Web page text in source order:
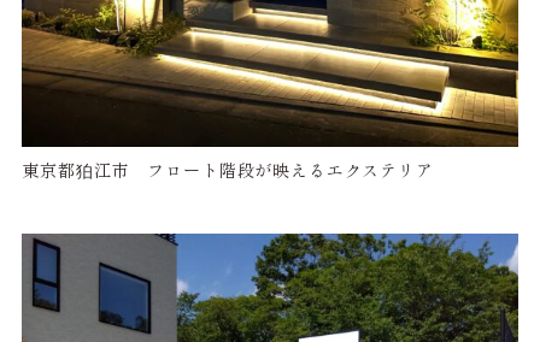
東京都狛江市 フロート階段が映えるエクステリア